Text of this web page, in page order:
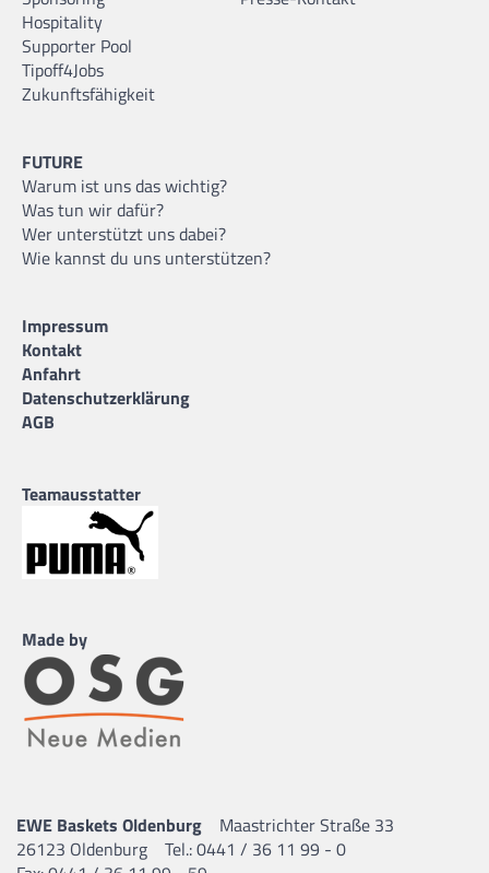
Hospitality
Supporter Pool
Tipoff4Jobs
Zukunftsfähigkeit
FUTURE
Warum ist uns das wichtig?
Was tun wir dafür?
Wer unterstützt uns dabei?
Wie kannst du uns unterstützen?
Impressum
Kontakt
Anfahrt
Datenschutzerklärung
AGB
Teamausstatter
Made by
EWE Baskets Oldenburg
Maastrichter Straße 33
26123 Oldenburg
Tel.: 0441 / 36 11 99 - 0